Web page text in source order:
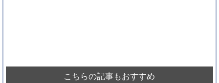
こちらの記事もおすすめ